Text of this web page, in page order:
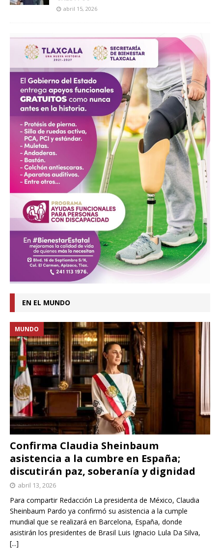
abril 15, 2026
EN EL MUNDO
Confirma Claudia Sheinbaum
asistencia a la cumbre en España;
discutirán paz, soberanía y dignidad
MUNDO
abril 13, 2026
Para compartir Redacción La presidenta de México, Claudia
Sheinbaum Pardo ya confirmó su asistencia a la cumple
mundial que se realizará en Barcelona, España, donde
asistirán los presidentes de Brasil Luis Ignacio Lula Da Silva,
[...]